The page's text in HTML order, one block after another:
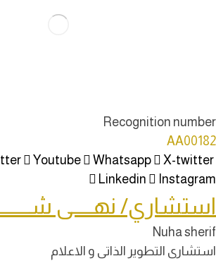
Recognition number
AA00182
Youtube Whatsapp
X-twitter
Linkedin
Instagram
استشاري/ نهـــــى
Nuha sherif
استشارى التطوير الذاتى و الاعلام